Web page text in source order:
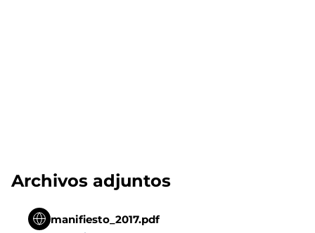
Archivos adjuntos
manifiesto_2017.pdf